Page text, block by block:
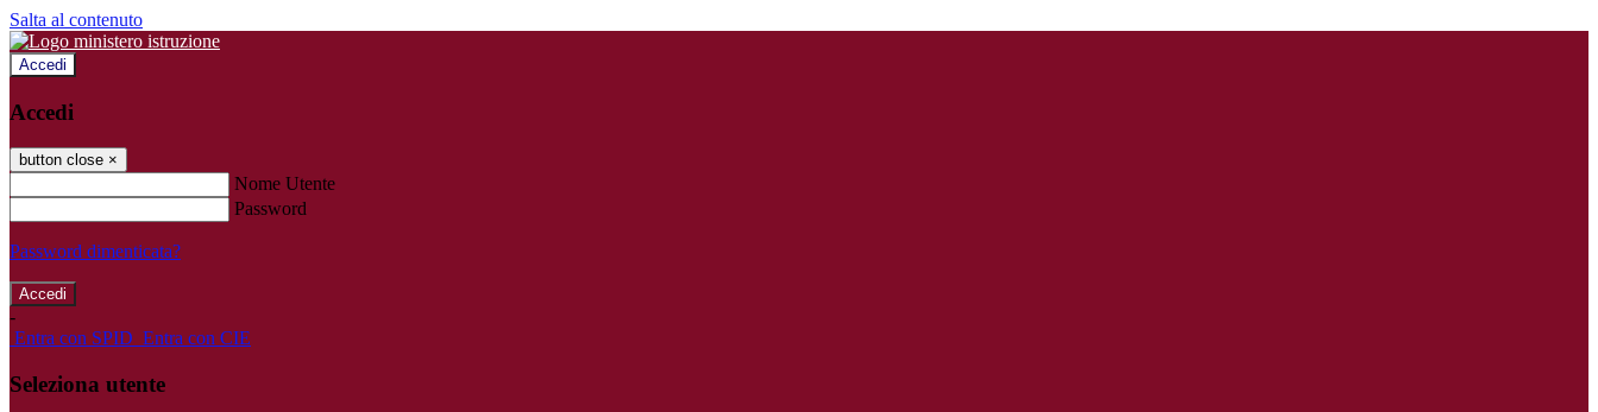
Salta al contenuto
Accedi
Accedi
button close ×
Nome Utente
Password
Password dimenticata?
-
Entra con SPID Entra con CIE
Seleziona utente